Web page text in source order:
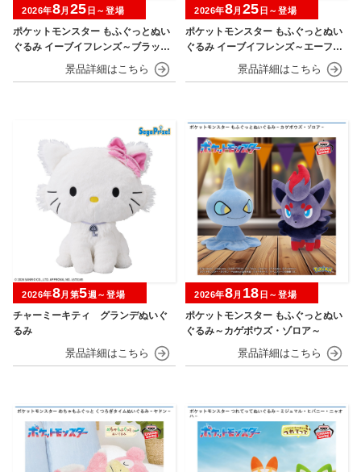
ポケットモンスター もふぐっとぬい
ぐるみ イーブイフレンズ～ブラッキ
ー・リーフィア～おひるねver.
2026年8月 25 日～登場
ポケットモンスター もふぐっとぬい
ぐるみ イーブイフレンズ～エーフ
ィ・ニンフィア～おひるねver.
2026年8月 25 日～登場
チャーミーキティ グランデぬいぐ
るみ
2026年8月第5週～登場
ポケットモンスター もふぐっとぬい
ぐるみ～カゲボウズ・ゾロア～
2026年8月 18 日～登場